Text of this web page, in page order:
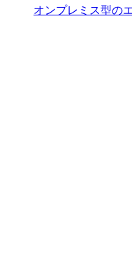
オンプレミス型の